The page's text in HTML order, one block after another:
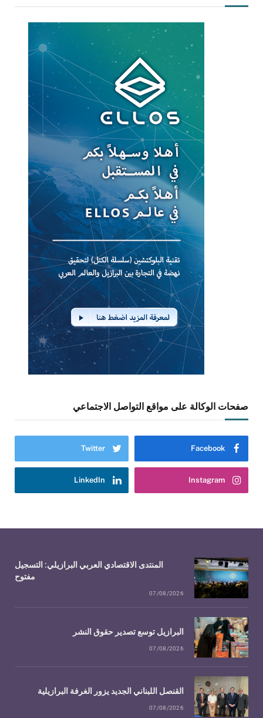
صفحات الوكالة على مواقع التواصل الاجتماعي
Facebook
Twitter
Instagram
LinkedIn
المنتدى الاقتصادي العربي البرازيلي: التسجيل
مفتوح
07/08/2026
البرازيل توسع تصدير حقوق النشر
07/08/2026
القنصل اللبناني الجديد يزور الغرفة البرازيلية
07/08/2026